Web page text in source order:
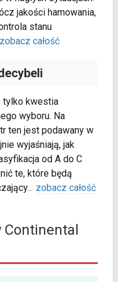
jakości hamowania,
stanu
zobacz całość
tylko kwestia
wyboru. Na
ten jest podawany w
wyjaśniają, jak
od A do C
te, które będą
... zobacz całość